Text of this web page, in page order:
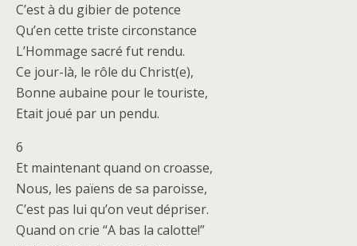
C’est à du gibier de potence
Qu’en cette triste circonstance
L’Hommage sacré fut rendu.
Ce jour-là, le rôle du Christ(e),
Bonne aubaine pour le touriste,
Etait joué par un pendu.
6
Et maintenant quand on croasse,
Nous, les païens de sa paroisse,
C’est pas lui qu’on veut dépriser.
Quand on crie “A bas la calotte!”